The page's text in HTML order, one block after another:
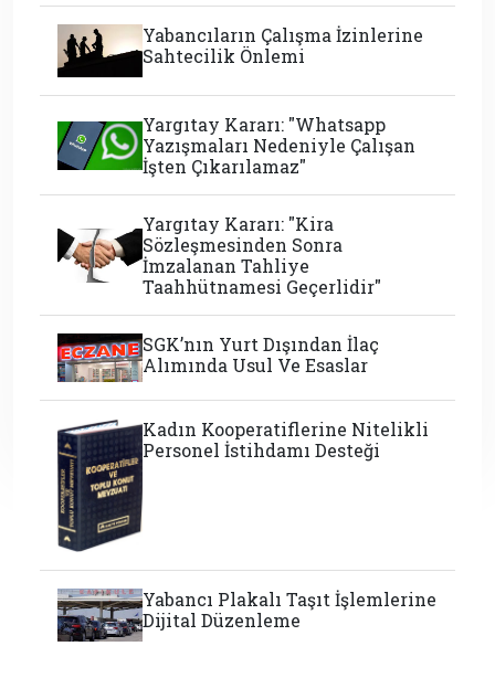
Yabancıların Çalışma İzinlerine
Sahtecilik Önlemi
Yargıtay Kararı: "Whatsapp
Yazışmaları Nedeniyle Çalışan
İşten Çıkarılamaz"
Yargıtay Kararı: "Kira
Sözleşmesinden Sonra
İmzalanan Tahliye
Taahhütnamesi Geçerlidir"
SGK’nın Yurt Dışından İlaç
Alımında Usul Ve Esaslar
Kadın Kooperatiflerine Nitelikli
Personel İstihdamı Desteği
Yabancı Plakalı Taşıt İşlemlerine
Dijital Düzenleme